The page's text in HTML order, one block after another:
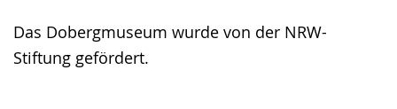
Das Dobergmuseum wurde von der NRW-
Stiftung gefördert.